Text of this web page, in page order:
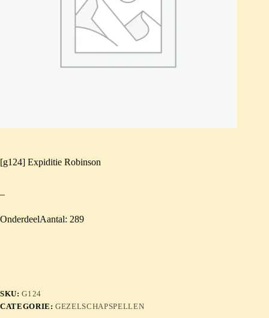
[g124] Expiditie Robinson
–
OnderdeelAantal: 289
SKU:G124
CATEGORIE:GEZELSCHAPSPELLEN